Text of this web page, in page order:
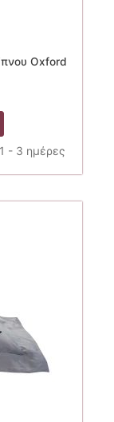
Oxford
- 3 ημέρες